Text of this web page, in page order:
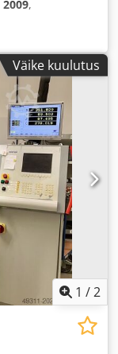
2009,
Väike kuulutus
1 /2